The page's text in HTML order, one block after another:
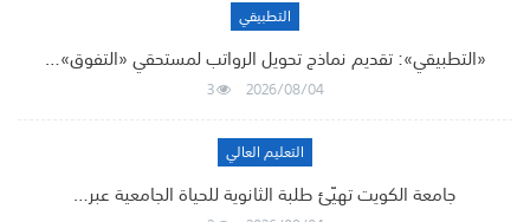
التطبيقي
«التطبيقي»: تقديم نماذج تحويل الرواتب لمستحقي «التفوق»…
2026/08/04
3
التعليم العالي
جامعة الكويت تهيّئ طلبة الثانوية للحياة الجامعية عبر…